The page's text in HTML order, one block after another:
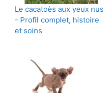
Le cacatoès aux yeux nus
- Profil complet, histoire
et soins